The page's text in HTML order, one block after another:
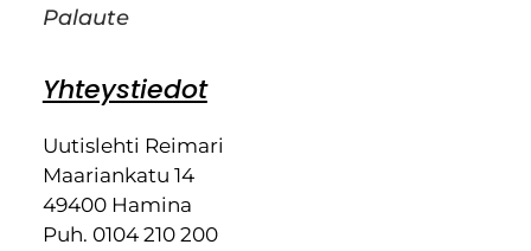
Palaute
Yhteystiedot
Uutislehti Reimari
Maariankatu 14
49400 Hamina
Puh. 0104 210 200